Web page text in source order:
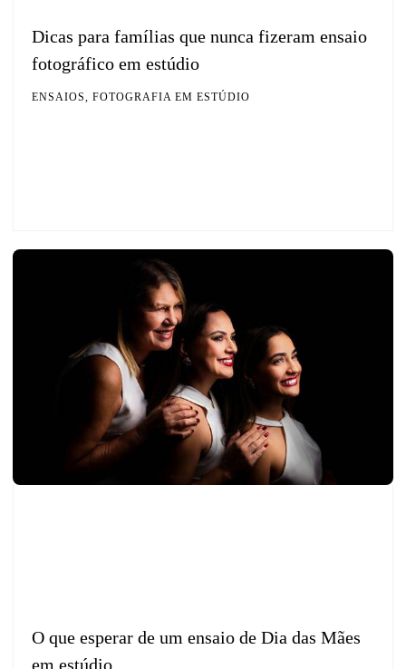
Dicas para famílias que nunca fizeram ensaio
fotográfico em estúdio
ENSAIOS, FOTOGRAFIA EM ESTÚDIO
O que esperar de um ensaio de Dia das Mães
em estúdio